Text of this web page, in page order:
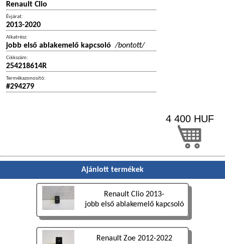
Renault Clio
Évjárat:
2013-2020
Alkatrész:
jobb első ablakemelő kapcsoló/bontott/
Cikkszám:
254218614R
Termékazonosító:
#294279
4 400 HUF
Ajánlott termékek
Renault Clio 2013-
jobb első ablakemelő kapcsoló
Renault Zoe 2012-2022